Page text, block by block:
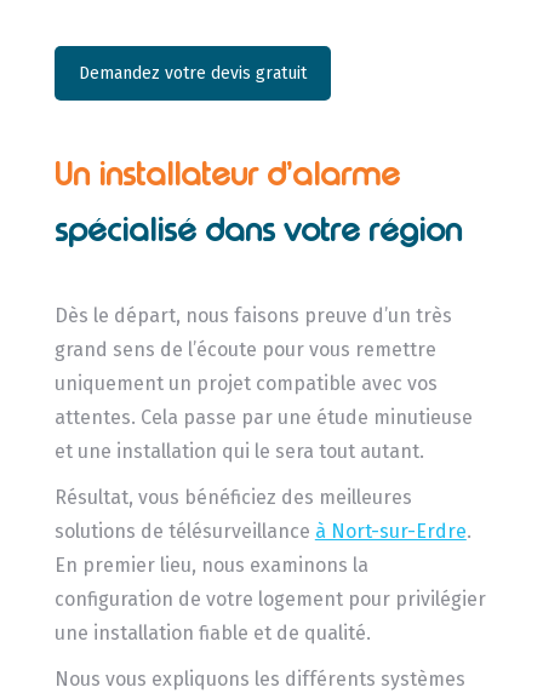
Demandez votre devis gratuit
Un installateur d’alarme
spécialisé dans votre région
Dès le départ, nous faisons preuve d’un très
grand sens de l’écoute pour vous remettre
uniquement un projet compatible avec vos
attentes. Cela passe par une étude minutieuse
et une installation qui le sera tout autant.
Résultat, vous bénéficiez des meilleures
solutions de télésurveillance à Nort-sur-Erdre.
En premier lieu, nous examinons la
configuration de votre logement pour privilégier
une installation fiable et de qualité.
Nous vous expliquons les différents systèmes